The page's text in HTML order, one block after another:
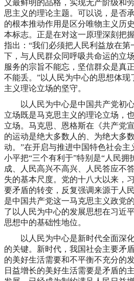
义最鲜明的品格，实现无产阶级和
思主义的理论主题。可以说，是否
的根本推动作用是区分唯物主义历
本标志。正是在对这一原理深刻把
指出：“我们必须把人民利益放在
下，与人民群众同呼吸共命运的立
服务的宗旨不能忘，坚信群众是真
不能丢。”以人民为中心的思想体现
主义理论立场的坚守。
以人民为中心是中国共产党初心
立场既是马克思主义的理论立场，
立场。马克思、恩格斯在《共产党
的运动是绝大多数人的、为绝大多
动。”在开启与推进中国特色社会
小平把“三个有利于”特别是“人民
成、人民高兴不高兴、人民答应不
失的基本尺度。党的十八大以来，
要矛盾的转变，反复强调来源于人
是中国共产党这一马克思主义政党
了以人民为中心的发展思想在习近
思想中的基础性地位。
以人民为中心是新时代全面深化
的关键。新时代，我国社会主要矛
的美好生活需要和不平衡不充分的
日益增长的美好生活需要是矛盾的